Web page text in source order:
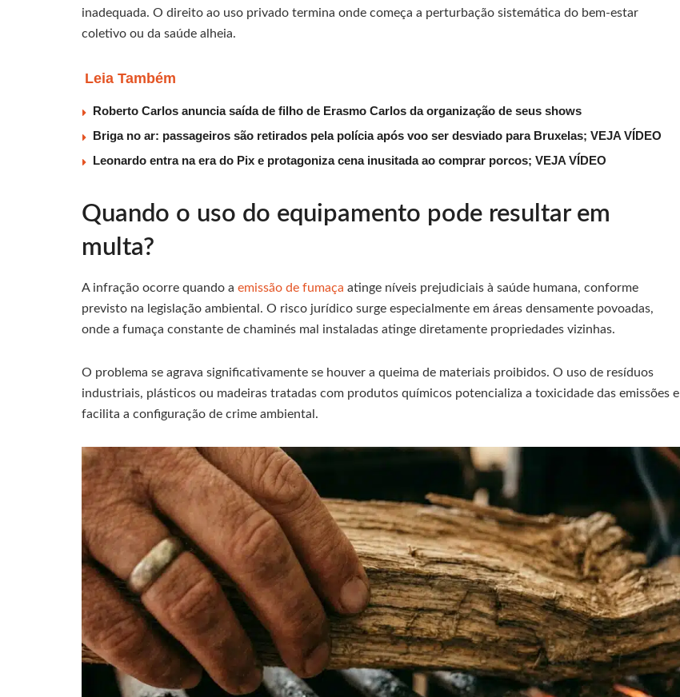
inadequada. O direito ao uso privado termina onde começa a perturbação sistemática do bem-estar
coletivo ou da saúde alheia.
Leia Também
Roberto Carlos anuncia saída de filho de Erasmo Carlos da organização de seus shows
Briga no ar: passageiros são retirados pela polícia após voo ser desviado para Bruxelas; VEJA VÍDEO
Leonardo entra na era do Pix e protagoniza cena inusitada ao comprar porcos; VEJA VÍDEO
Quando o uso do equipamento pode resultar em
multa?
A infração ocorre quando a emissão de fumaça atinge níveis prejudiciais à saúde humana, conforme
previsto na legislação ambiental. O risco jurídico surge especialmente em áreas densamente povoadas,
onde a fumaça constante de chaminés mal instaladas atinge diretamente propriedades vizinhas.
O problema se agrava significativamente se houver a queima de materiais proibidos. O uso de resíduos
industriais, plásticos ou madeiras tratadas com produtos químicos potencializa a toxicidade das emissões e
facilita a configuração de crime ambiental.